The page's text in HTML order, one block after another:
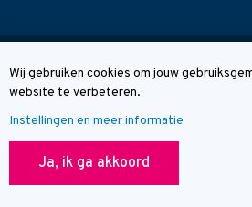
Cookie melding
Wij gebruiken cookies om jouw
website te verbeteren.
Instellingen en meer informatie
Ja, ik ga akkoord
© Wegwijzer Hart van Brabant
Toegankelijkheid